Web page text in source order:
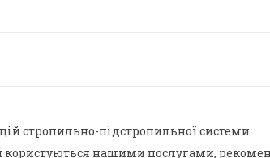
стропильно-підстропильної системи.
й користуються нашими послугами,